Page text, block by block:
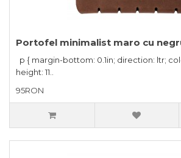
Portofel minimalist maro cu
p { margin-bottom: 0.1in; direction: ltr;
height: 11..
95RON